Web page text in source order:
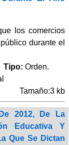
los comercios
durante el
Tipo: Orden.
Tamaño:3 kb
2012, De La
Educativa Y
Que Se Dictan